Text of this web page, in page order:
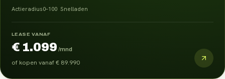
Actieradius0–100 Snelladen
LEASE VANAF
€ 1.099 /mnd
of kopen vanaf€ 89.990